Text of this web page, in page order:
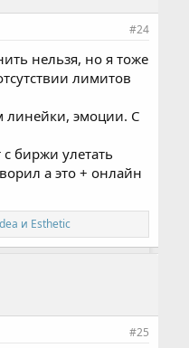
#24
нельзя, но я тоже
лимитов
линейки, эмоции. С
биржи улетать
а это + онлайн
и Esthetic
#25